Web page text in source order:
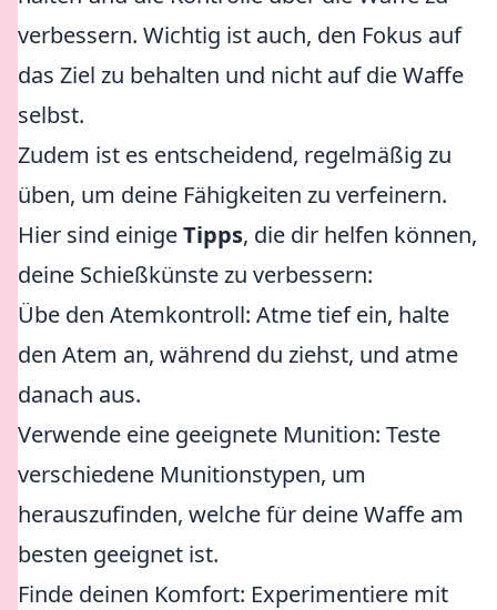
verbessern. Wichtig ist auch, den Fokus auf
das Ziel zu behalten und nicht auf die Waffe
selbst.
Zudem ist es entscheidend, regelmäßig zu
üben, um deine Fähigkeiten zu verfeinern.
Hier sind einigeTipps, die dir helfen können,
deine Schießkünste zu verbessern:
Übe den Atemkontroll: Atme tief ein, halte
den Atem an, während du ziehst, und atme
danach aus.
Verwende eine geeignete Munition: Teste
verschiedene Munitionstypen, um
herauszufinden, welche für deine Waffe am
besten geeignet ist.
Finde deinen Komfort: Experimentiere mit